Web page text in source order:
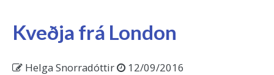
Kveðja frá London
Helga Snorradóttir 12/09/2016